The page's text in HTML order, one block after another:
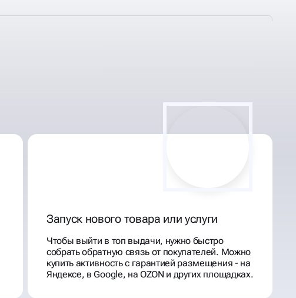
Запуск нового товара или услуги
Чтобы выйти в топ выдачи, нужно быстро
собрать обратную связь от покупателей. Можно
купить активность с гарантией размещения - на
Яндексе, в Google, на OZON и других площадках.